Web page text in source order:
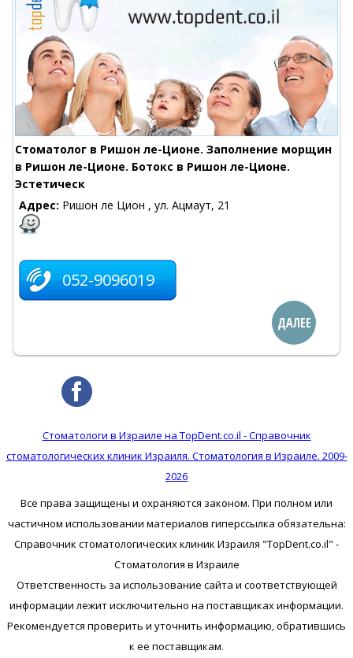
Стоматолог в Ришон ле-Ционе. Заполнение морщин
в Ришон ле-Ционе. Ботокс в Ришон ле-Ционе.
Эстетическ
Адрес: Ришон ле Цион , ул. Ацмаут, 21
052-9096019
ДАЛЕЕ
Стоматологи в Израиле на TopDent.co.il - Справочник
стоматологических клиник Израиля. Стоматология в Израиле. 2009-
2026
Все права защищены и охраняются законом. При полном или
частичном использовании материалов гиперссылка обязательна:
Справочник стоматологических клиник Израиля "TopDent.co.il" -
Стоматология в Израиле
Ответственность за использование сайта и соответствующей
информации лежит исключительно на поставщиках информации.
Рекомендуется проверить и уточнить информацию, обратившись
к ее поставщикам.